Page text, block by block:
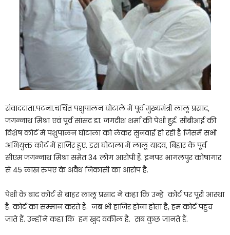
संवाददाता.पटना.चर्चित पशुपालन घोटाले में पूर्व मुख्यमंत्री लालू प्रसाद,
जगन्नाथ मिश्रा एवं पूर्व सांसद डा. जगदीश शर्मा की पेशी हुई. सीबीआई की
विशेष कोर्ट में पशुपालन घोटाला को लेकर सुनवाई हो रही है जिसमें सभी
अभियुक्त कोर्ट में हाजिर हुए. इस घोटाला में लालू यादव, बिहार के पूर्व
सीएम जगन्नाथ मिश्रा समेत 34 लोग आरोपी हैं. इनपर भागलपुर कोषागार
से 45 लाख रुपए के अवैध निकासी का आरोप है.
पेशी के बाद कोर्ट से बाहर लालू प्रसाद ने कहा कि उन्हें कोर्ट पर पूरी आस्था
है. कोर्ट का सम्मान करते हैं. जब भी हाजिर होना होता है, हम कोर्ट पहुंच
जाते हैं. उन्होंने कहा कि हम खुद वकील है. सब कुछ जानते हैं.